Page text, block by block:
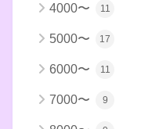
4000〜 11
5000〜 17
6000〜 11
7000〜 9